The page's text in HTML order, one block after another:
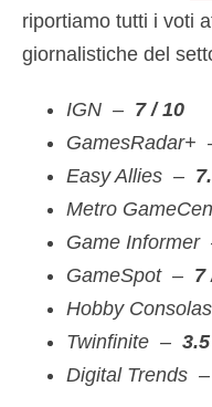
riportiamo tutti i voti
giornalistiche del
IGN – 7 / 10
GamesRadar+
Easy Allies –
Metro
Game Informer
GameSpot – 7
Hobby
Twinfinite –
Digital Trends –